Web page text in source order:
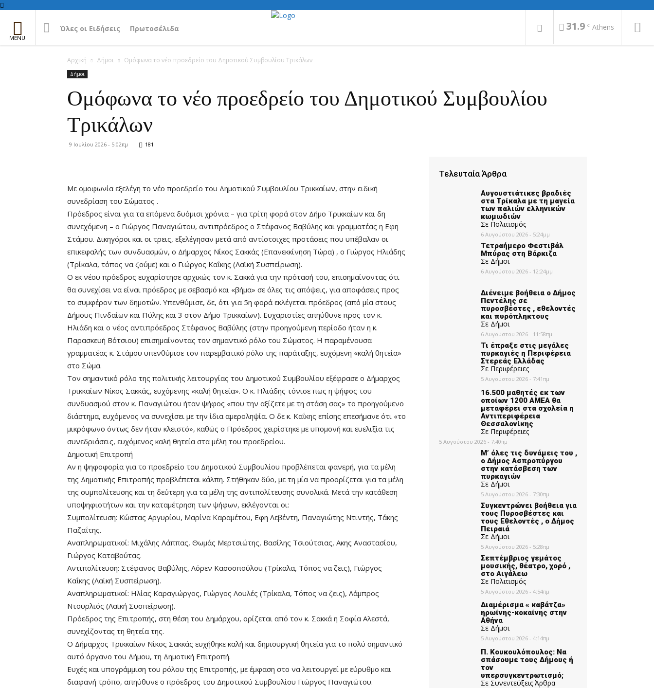
Όλες οι Ειδήσεις Πρωτοσέλιδα 31.9 C Athens
Αρχική Δήμοι Ομόφωνα το νέο προεδρείο του Δημοτικού Συμβουλίου Τρικάλων
Δήμοι
Ομόφωνα το νέο προεδρείο του Δημοτικού Συμβουλίου
Τρικάλων
9 Ιουλίου 2026 - 5:02πμ 181
Με ομοφωνία εξελέγη το νέο προεδρείο του Δημοτικού Συμβουλίου Τρικκαίων, στην ειδική
συνεδρίαση του Σώματος .
Πρόεδρος είναι για τα επόμενα δυόμισι χρόνια – για τρίτη φορά στον Δήμο Τρικκαίων και δη
συνεχόμενη – ο Γιώργος Παναγιώτου, αντιπρόεδρος ο Στέφανος Βαβύλης και γραμματέας η Εφη
Στάμου. Δικηγόροι και οι τρεις, εξελέγησαν μετά από αντίστοιχες προτάσεις που υπέβαλαν οι
επικεφαλής των συνδυασμών, ο Δήμαρχος Νίκος Σακκάς (Επανεκκίνηση Τώρα) , ο Γιώργος Ηλιάδης
(Τρίκαλα, τόπος να ζούμε) και ο Γιώργος Καΐκης (Λαϊκή Συσπείρωση).
Ο εκ νέου πρόεδρος ευχαρίστησε αρχικώς τον κ. Σακκά για την πρότασή του, επισημαίνοντας ότι
θα συνεχίσει να είναι πρόεδρος με σεβασμό και «βήμα» σε όλες τις απόψεις, για αποφάσεις προς
το συμφέρον των δημοτών. Υπενθύμισε, δε, ότι για 5η φορά εκλέγεται πρόεδρος (από μία στους
Δήμους Πινδαίων και Πύλης και 3 στον Δήμο Τρικκαίων). Ευχαριστίες απηύθυνε προς τον κ.
Ηλιάδη και ο νέος αντιπρόεδρος Στέφανος Βαβύλης (στην προηγούμενη περίοδο ήταν η κ.
Παρασκευή Βότσιου) επισημαίνοντας τον σημαντικό ρόλο του Σώματος. Η παραμένουσα
γραμματέας κ. Στάμου υπενθύμισε τον παρεμβατικό ρόλο της παράταξης, ευχόμενη «καλή θητεία»
στο Σώμα.
Τον σημαντικό ρόλο της πολιτικής λειτουργίας του Δημοτικού Συμβουλίου εξέφρασε ο Δήμαρχος
Τρικκαίων Νίκος Σακκάς, ευχόμενης «καλή θητεία». Ο κ. Ηλιάδης τόνισε πως η ψήφος του
συνδυασμού στον κ. Παναγιώτου ήταν ψήφος «που την αξίζετε με τη στάση σας» το προηγούμενο
διάστημα, ευχόμενος να συνεχίσει με την ίδια αμεροληψία. Ο δε κ. Καΐκης επίσης επεσήμανε ότι «το
μικρόφωνο όντως δεν ήταν κλειστό», καθώς ο Πρόεδρος χειρίστηκε με υπομονή και ευελιξία τις
συνεδριάσεις, ευχόμενος καλή θητεία στα μέλη του προεδρείου.
Δημοτική Επιτροπή
Αν η ψηφοφορία για το προεδρείο του Δημοτικού Συμβουλίου προβλέπεται φανερή, για τα μέλη
της Δημοτικής Επιτροπής προβλέπεται κάλπη. Στήθηκαν δύο, με τη μία να προορίζεται για τα μέλη
της συμπολίτευσης και τη δεύτερη για τα μέλη της αντιπολίτευσης συνολικά. Μετά την κατάθεση
υποψηφιοτήτων και την καταμέτρηση των ψήφων, εκλέγονται οι:
Συμπολίτευση: Κώστας Αργυρίου, Μαρίνα Καραμέτου, Εφη Λεβέντη, Παναγιώτης Ντιντής, Τάκης
Παζαΐτης.
Αναπληρωματικοί: Μιχάλης Λάππας, Θωμάς Μερτσιώτης, Βασίλης Τσιούτσιας, Ακης Αναστασίου,
Γιώργος Καταβούτας.
Αντιπολίτευση: Στέφανος Βαβύλης, Λόρεν Κασσοπούλου (Τρίκαλα, Τόπος να ζεις), Γιώργος
Καΐκης (Λαϊκή Συσπείρωση).
Αναπληρωματικοί: Ηλίας Καραγιώργος, Γιώργος Λουλές (Τρίκαλα, Τόπος να ζεις), Λάμπρος
Ντουρλιός (Λαϊκή Συσπείρωση).
Πρόεδρος της Επιτροπής, στη θέση του Δημάρχου, ορίζεται από τον κ. Σακκά η Σοφία Αλεστά,
συνεχίζοντας τη θητεία της.
Ο Δήμαρχος Τρικκαίων Νίκος Σακκάς ευχήθηκε καλή και δημιουργική θητεία για το πολύ σημαντικό
αυτό όργανο του Δήμου, τη Δημοτική Επιτροπή.
Ευχές και υπογράμμιση του ρόλου της Επιτροπής, με έμφαση στο να λειτουργεί με εύρυθμο και
διαφανή τρόπο, απηύθυνε ο πρόεδρος του Δημοτικού Συμβουλίου Γιώργος Παναγιώτου.
Τελευταία Άρθρα
Αυγουστιάτικες βραδιές
στα Τρίκαλα με τη μαγεία
των παλιών ελληνικών
κωμωδιών
Σε Πολιτισμός
6 Αυγούστου 2026 - 5:24μμ
Τετραήμερο Φεστιβάλ
Μπύρας στη Βάρκιζα
Σε Δήμοι
6 Αυγούστου 2026 - 12:24μμ
Διένειμε βοήθεια ο Δήμος
Πεντέλης σε
πυροσβέστες , εθελοντές
και πυρόπληκτους
Σε Δήμοι
6 Αυγούστου 2026 - 11:58πμ
Τι έπραξε στις μεγάλες
πυρκαγιές η Περιφέρεια
Στερεάς Ελλάδας
Σε Περιφέρειες
5 Αυγούστου 2026 - 7:41πμ
16.500 μαθητές εκ των
οποίων 1200 ΑΜΕΑ θα
μεταφέρει στα σχολεία η
Αντιπεριφέρεια
Θεσσαλονίκης
Σε Περιφέρειες
5 Αυγούστου 2026 - 7:40πμ
Μ’ όλες τις δυνάμεις του ,
ο Δήμος Ασπροπύργου
στην κατάσβεση των
πυρκαγιών
Σε Δήμοι
5 Αυγούστου 2026 - 7:30πμ
Συγκεντρώνει βοήθεια για
τους Πυροσβέστες και
τους Εθελοντές , ο Δήμος
Πειραιά
Σε Δήμοι
5 Αυγούστου 2026 - 5:28πμ
Σεπτέμβριος γεμάτος
μουσικής, θέατρο, χορό ,
στο Αιγάλεω
Σε Πολιτισμός
5 Αυγούστου 2026 - 4:54πμ
Διαμέρισμα « καβάτζα»
ηρωίνης-κοκαίνης στην
Αθήνα
Σε Δήμοι
5 Αυγούστου 2026 - 4:14πμ
Π. Κουκουλόπουλος: Να
σπάσουμε τους Δήμους ή
τον
υπερσυγκεντρωτισμό;
Σε Συνεντεύξεις Άρθρα